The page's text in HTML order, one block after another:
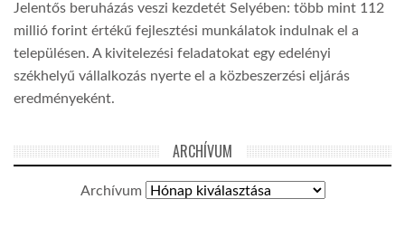
Jelentős beruházás veszi kezdetét Selyében: több mint 112
millió forint értékű fejlesztési munkálatok indulnak el a
településen. A kivitelezési feladatokat egy edelényi
székhelyű vállalkozás nyerte el a közbeszerzési eljárás
eredményeként.
ARCHÍVUM
Archívum